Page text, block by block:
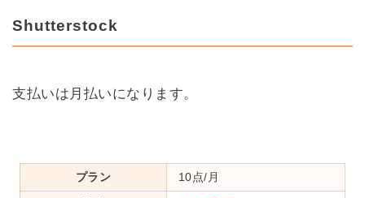
Shutterstock
支払いは月払いになります。
プラン 10点/月